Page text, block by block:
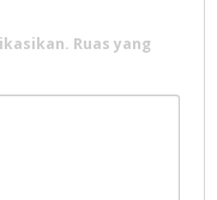
Ruas yang